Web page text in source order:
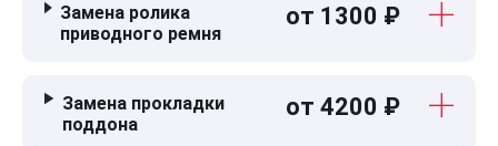
Замена ролика
приводного ремня
от 1300 ₽
Замена прокладки
поддона
от 4200 ₽